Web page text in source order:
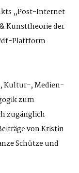
„Post-Internet
Kunsttheorie der
Plattform
, Kultur-, Medien-
zum
zugänglich
von Kristin
Schütze und